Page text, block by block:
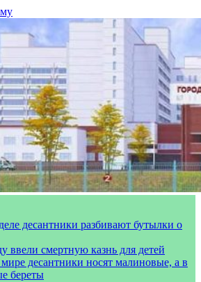
десантники разбивают бутылки о
ввели смертную казнь для детей
десантники носят малиновые, а в
береты